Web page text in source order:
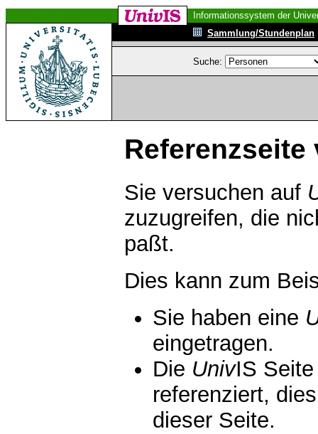
Informationssystem der
Sammlung/Stundenplan
Suche:
Referenzseite
Sie versuchen auf
zuzugreifen, die
paßt.
Dies kann zum
Sie haben eine
eingetragen.
Die UnivIS
referenziert,
dieser Seite.